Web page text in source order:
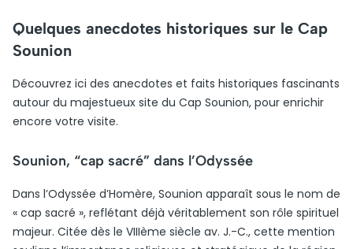
Quelques anecdotes historiques sur le Cap
Sounion
Découvrez ici des anecdotes et faits historiques fascinants
autour du majestueux site du Cap Sounion, pour enrichir
encore votre visite.
Sounion, “cap sacré” dans l’Odyssée
Dans l’Odyssée d’Homère, Sounion apparaît sous le nom de
« cap sacré », reflétant déjà véritablement son rôle spirituel
majeur. Citée dès le VIIIème siècle av. J.-C., cette mention